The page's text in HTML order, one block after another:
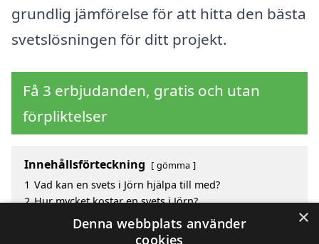
grundlig jämförelse för att hitta den bästa
svetslösningen för ditt projekt.
Få 3 erbjudanden, gratis och utan
förpliktelser
Innehållsförteckning gömma
1 Vad kan en svets i Jörn hjälpa till med?
2 Hur mycket kostar en svets i Jörn?
Fördelar med att välja svets i Jörn
Sök efter en skicklig svets i de omgivande städerna
×
Denna webbplats använder
cookies